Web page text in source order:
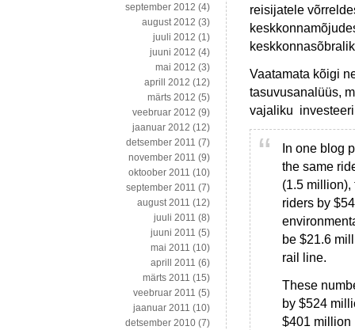
reisijatele
Vaatamata kõigi
tasuvusanalüüs,
vajaliku
In one blog
the same
(1.5
riders by
be $21.6
rail line.
These
by $524
$401 million
september 2012 (4)
august 2012 (3)
juuli 2012 (1)
juuni 2012 (4)
mai 2012 (3)
aprill 2012 (12)
märts 2012 (5)
veebruar 2012 (9)
jaanuar 2012 (12)
detsember 2011 (7)
november 2011 (9)
oktoober 2011 (10)
september 2011 (7)
august 2011 (12)
juuli 2011 (8)
juuni 2011 (5)
mai 2011 (10)
aprill 2011 (6)
märts 2011 (15)
veebruar 2011 (5)
jaanuar 2011 (10)
detsember 2010 (7)